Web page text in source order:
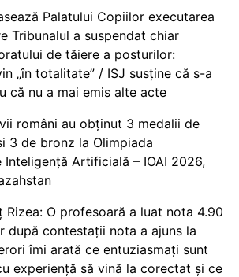
Palatului Copiilor executarea
Tribunalul a suspendat chiar
de tăiere a posturilor:
„în totalitate” / ISJ susține că s-a
că nu a mai emis alte acte
români au obținut 3 medalii de
3 de bronz la Olimpiada
Inteligență Artificială – IOAI 2026,
Rizea: O profesoară a luat nota 4.90
după contestații nota a ajuns la
îmi arată ce entuziasmați sunt
experiență să vină la corectat și ce